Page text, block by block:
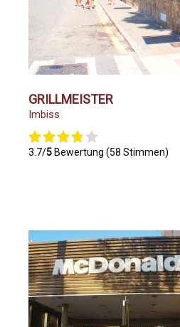
GRILLMEISTER
Imbiss
3.7/5 Bewertung (58 Stimmen)